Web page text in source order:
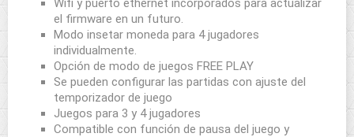
Wifi y puerto ethernet incorporados para actualizar
el firmware en un futuro.
Modo insetar moneda para 4 jugadores
individualmente.
Opción de modo de juegos FREE PLAY
Se pueden configurar las partidas con ajuste del
temporizador de juego
Juegos para 3 y 4 jugadores
Compatible con función de pausa del juego y